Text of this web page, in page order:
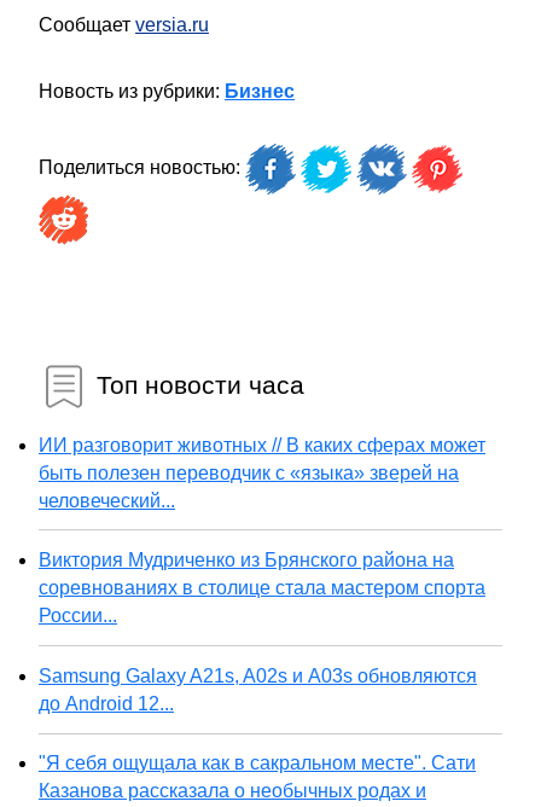
Сообщает versia.ru
Новость из рубрики: Бизнес
Поделиться новостью:
Топ новости часа
ИИ разговорит животных // В каких сферах может
быть полезен переводчик с «языка» зверей на
человеческий...
Виктория Мудриченко из Брянского района на
соревнованиях в столице стала мастером спорта
России...
Samsung Galaxy A21s, A02s и A03s обновляются
до Android 12...
"Я себя ощущала как в сакральном месте". Сати
Казанова рассказала о необычных родах и